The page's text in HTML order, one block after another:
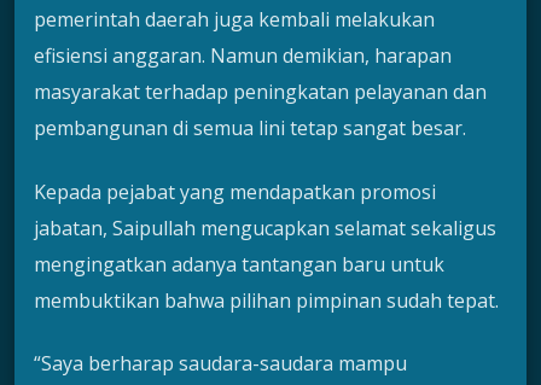
pemerintah daerah juga kembali melakukan
efisiensi anggaran. Namun demikian, harapan
masyarakat terhadap peningkatan pelayanan dan
pembangunan di semua lini tetap sangat besar.
Kepada pejabat yang mendapatkan promosi
jabatan, Saipullah mengucapkan selamat sekaligus
mengingatkan adanya tantangan baru untuk
membuktikan bahwa pilihan pimpinan sudah tepat.
“Saya berharap saudara-saudara mampu